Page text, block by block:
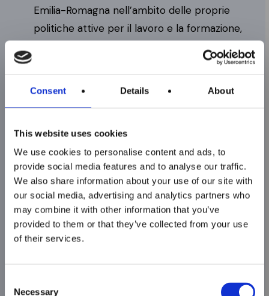
Consent Details About
This website uses cookies
We use cookies to personalise content and ads, to
provide social media features and to analyse our traffic.
We also share information about your use of our site with
our social media, advertising and analytics partners who
may combine it with other information that you’ve
provided to them or that they’ve collected from your use
of their services.
Necessary
Emilia-Romagna nell’ambito delle proprie
politiche attive per il lavoro e la formazione,
in sinergia con il Patto per il Lavoro e per il
Clima e con la strategia di Specializzazione
consente la fruizione gratuita o a costi ridotti
del percorso per i partecipanti, garantendo al
contempo elevati standard qualitativi certificati
e un forte raccordo con le imprese del
territorio emiliano-romagnolo, in particolare nei
settori della meccatronica, dell’agrifood, del
digitale e della green economy.
Obiettivi formativi
Sono aperte le
iscrizioni ai corsi
ITS MAKER
Academy per il
biennio 2026–2028!
Chiusura iscrizioni: